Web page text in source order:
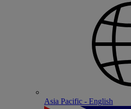
Asia Pacific - English